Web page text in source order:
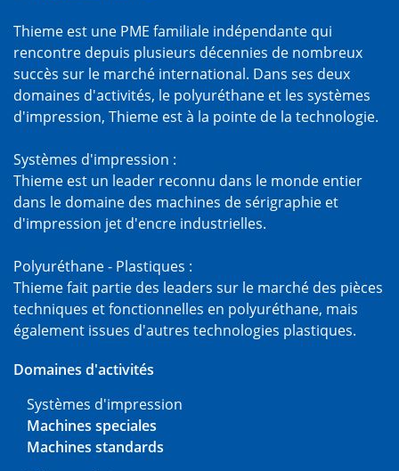
Thieme est une PME familiale indépendante qui
rencontre depuis plusieurs décennies de nombreux
succès sur le marché international. Dans ses deux
domaines d'activités, le polyuréthane et les systèmes
d'impression, Thieme est à la pointe de la technologie.
Systèmes d'impression :
Thieme est un leader reconnu dans le monde entier
dans le domaine des machines de sérigraphie et
d'impression jet d'encre industrielles.
Polyuréthane - Plastiques :
Thieme fait partie des leaders sur le marché des pièces
techniques et fonctionnelles en polyuréthane, mais
également issues d'autres technologies plastiques.
Domaines d'activités
Systèmes d'impression
Machines speciales
Machines standards